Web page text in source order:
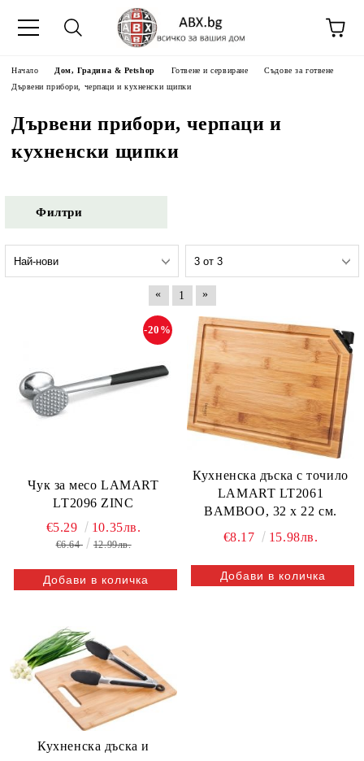
Начало Дом, Градина & Petshop Готвене и сервиране
Съдове за готвене
Дървени прибори, черпаци и кухненски щипки
Дървени прибори, черпаци и
кухненски щипки
Филтри
« 1 »
Чук за месо LAMART
LT2096 ZINC
-20%
€5.29 10.35лв.
€6.64 12.99лв.
Кухненска дъска с точило
LAMART LT2061
BAMBOO, 32 х 22 см.
€8.17
15.98лв.
Кухненска дъска и